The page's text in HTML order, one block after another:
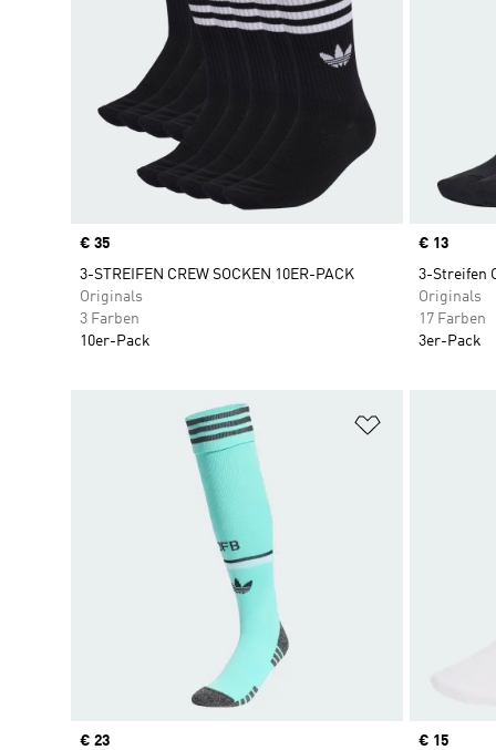
Price
€ 35
3-STREIFEN CREW SOCKEN 10ER-PACK
Originals
3 Farben
10er-Pack
Price
€ 13
3-Streifen
Originals
17 Farben
3er-Pack
Zur
Price
€ 23
Price
€ 15